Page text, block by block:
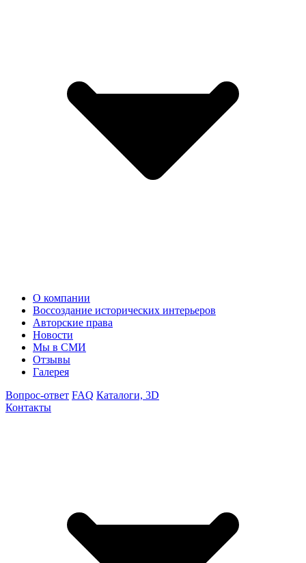
О компании
Воссоздание исторических интерьеров
Авторские права
Новости
Мы в СМИ
Отзывы
Галерея
Вопрос-ответ FAQ Каталоги, 3D
Контакты